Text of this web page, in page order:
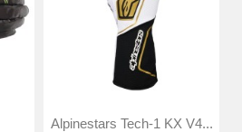
Alpinestars Tech-1 KX V4...